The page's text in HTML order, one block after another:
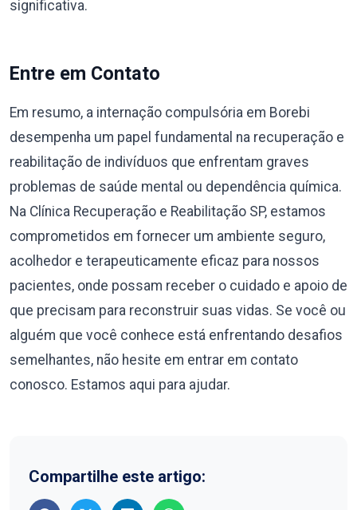
significativa.
Entre em Contato
Em resumo, a internação compulsória em Borebi
desempenha um papel fundamental na recuperação e
reabilitação de indivíduos que enfrentam graves
problemas de saúde mental ou dependência química.
Na Clínica Recuperação e Reabilitação SP, estamos
comprometidos em fornecer um ambiente seguro,
acolhedor e terapeuticamente eficaz para nossos
pacientes, onde possam receber o cuidado e apoio de
que precisam para reconstruir suas vidas. Se você ou
alguém que você conhece está enfrentando desafios
semelhantes, não hesite em entrar em contato
conosco. Estamos aqui para ajudar.
Compartilhe este artigo: